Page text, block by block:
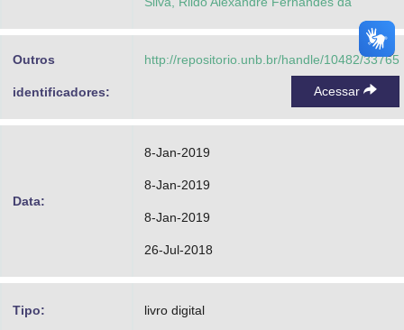
Outros
identificadores:
http://repositorio.unb.br/handle/10482/33765
Acessar
Data:
8-Jan-2019
8-Jan-2019
8-Jan-2019
26-Jul-2018
Tipo: livro digital